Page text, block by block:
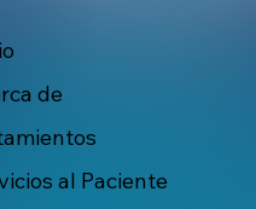
de
al Paciente